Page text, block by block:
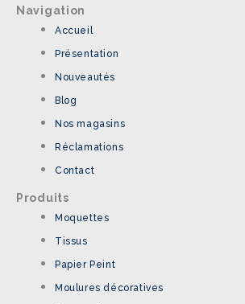
Navigation
Accueil
Présentation
Nouveautés
Blog
Nos magasins
Réclamations
Contact
Produits
Moquettes
Tissus
Papier Peint
Moulures décoratives